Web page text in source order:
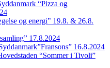
“Pizza og
og energi” 19.8. & 26.8.
17.8.2024
16.8.2024
“Sommer i Tivoli”